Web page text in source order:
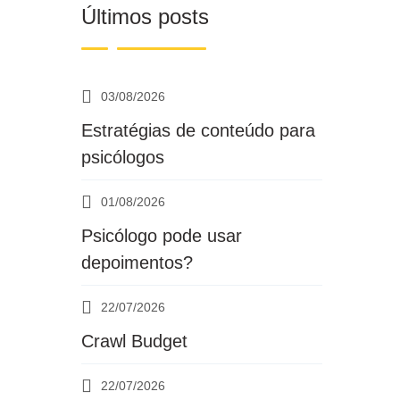
Últimos posts
03/08/2026
Estratégias de conteúdo para
psicólogos
01/08/2026
Psicólogo pode usar
depoimentos?
22/07/2026
Crawl Budget
22/07/2026